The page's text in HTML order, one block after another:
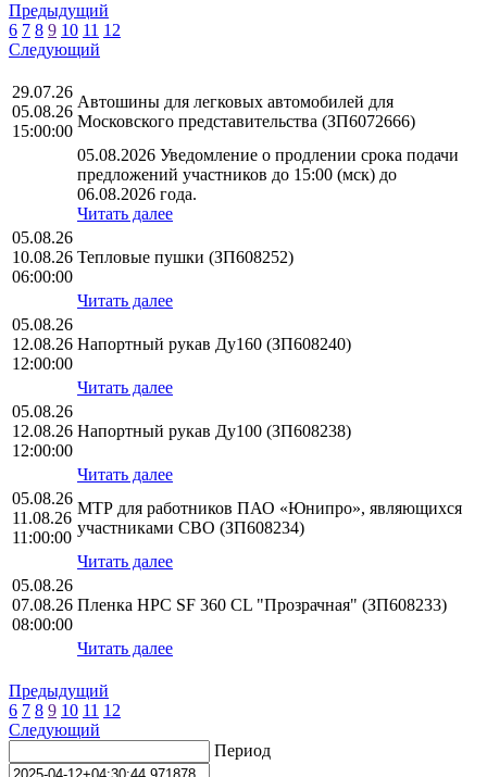
Предыдущий
6 7 8 9 10 11 12
Следующий
29.07.26
05.08.26
15:00:00
Автошины для легковых автомобилей для
Московского представительства (ЗП6072666)
05.08.2026 Уведомление о продлении срока подачи
предложений участников до 15:00 (мск) до
06.08.2026 года.
Читать далее
05.08.26
10.08.26
06:00:00
Тепловые пушки (ЗП608252)
Читать далее
05.08.26
12.08.26
12:00:00
Напортный рукав Ду160 (ЗП608240)
Читать далее
05.08.26
12.08.26
12:00:00
Напортный рукав Ду100 (ЗП608238)
Читать далее
05.08.26
11.08.26
11:00:00
МТР для работников ПАО «Юнипро», являющихся
участниками СВО (ЗП608234)
Читать далее
05.08.26
07.08.26
08:00:00
Пленка HPС SF 360 CL "Прозрачная" (ЗП608233)
Читать далее
Предыдущий
6 7 8 9 10 11 12
Следующий
Период